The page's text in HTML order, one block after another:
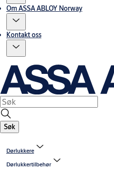
Om ASSA ABLOY Norway
Kontakt oss
Søk
Dørlukkere
Dørlukkertilbehør